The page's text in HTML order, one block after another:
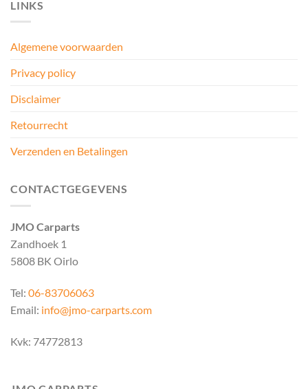
LINKS
Algemene voorwaarden
Privacy policy
Disclaimer
Retourrecht
Verzenden en Betalingen
CONTACTGEGEVENS
JMO Carparts
Zandhoek 1
5808 BK Oirlo
Tel: 06-83706063
Email: info@jmo-carparts.com
Kvk: 74772813